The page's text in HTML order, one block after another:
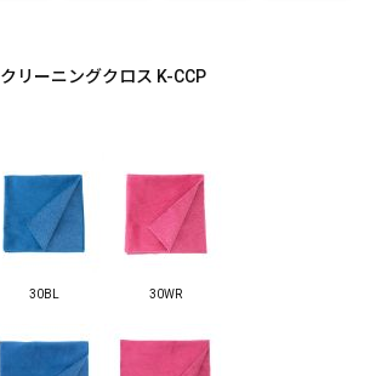
クリーニングクロス K-CCP
30BL 30WR